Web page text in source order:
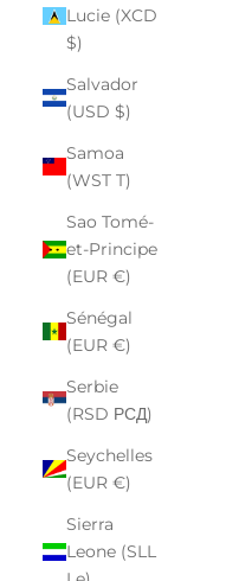
Lucie (XCD
$)
Salvador
(USD $)
Samoa
(WST T)
Sao Tomé-
et-Principe
(EUR €)
Sénégal
(EUR €)
Serbie
(RSD РСД)
Seychelles
(EUR €)
Sierra
Leone (SLL